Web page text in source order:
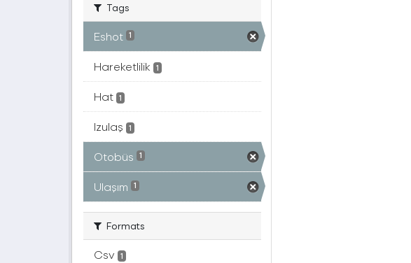
Tags
Eshot 1
Hareketlilik 1
Hat 1
Izulaş 1
Otobüs 1
Ulaşım 1
Formats
Csv 1